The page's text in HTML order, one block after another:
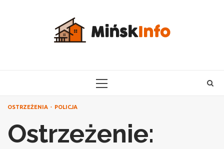
PRIMARY
OSTRZEŻENIA POLICJA
Ostrzeżenie: